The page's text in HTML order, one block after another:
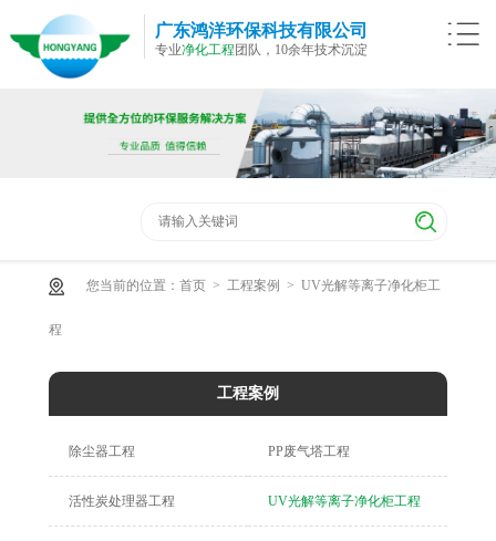
广东鸿洋环保科技有限公司
专业净化工程 团队，10余年技术沉淀
您当前的位置： 首页 > 工程案例 > UV光解等离子净化柜工
程
工程案例
除尘器工程 PP废气塔工程
活性炭处理器工程 UV光解等离子净化柜工程